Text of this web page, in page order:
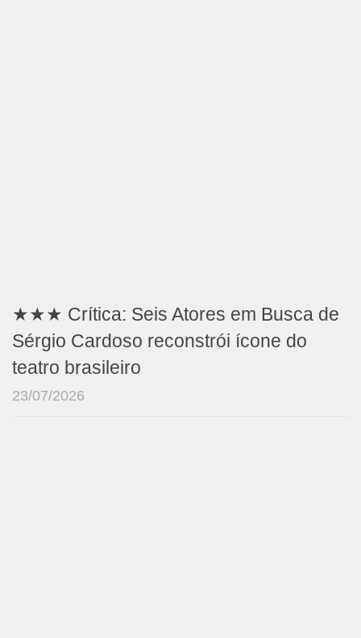
★★★ Crítica: Seis Atores em Busca de
Sérgio Cardoso reconstrói ícone do
teatro brasileiro
23/07/2026